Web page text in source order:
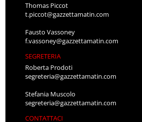
Thomas Piccot
t.piccot@gazzettamatin.com
Fausto Vassoney
f.vassoney@gazzettamatin.com
SEGRETERIA
Roberta Prodoti
segreteria@gazzettamatin.com
Stefania Muscolo
segreteria@gazzettamatin.com
CONTATTACI